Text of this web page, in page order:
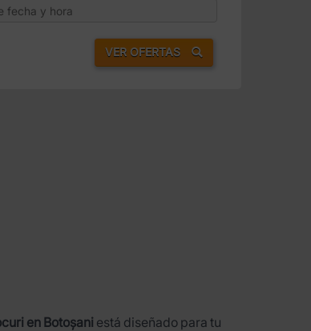
VER OFERTAS
en Botoșani está diseñado para tu